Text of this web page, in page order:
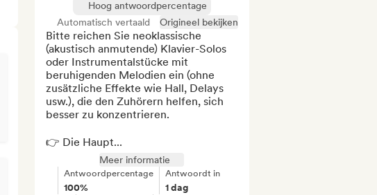
Hoog antwoordpercentage
Automatisch vertaald
Origineel bekijken
Bitte reichen Sie neoklassische
(akustisch anmutende) Klavier-Solos
oder Instrumentalstücke mit
beruhigenden Melodien ein (ohne
zusätzliche Effekte wie Hall, Delays
usw.), die den Zuhörern helfen, sich
besser zu konzentrieren.
👉 Die Haupt...
Meer informatie
Antwoordpercentage
100%
Antwoordt in
1 dag